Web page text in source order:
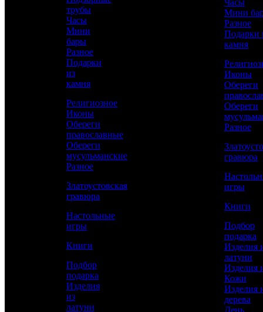
Сравнить товар
Рассчитать доставку СДЭК
РАССЧИТАТЬ
Токарные, Полировка, Рисовка кистью,
Гравирование по лаку, Травление,
Никелирование, Золочение, Ювелирные
трубы
Часы
Мини
бары
Разное
Подарки
из
камня
Религиозное
Иконы
Обереги
православные
Обереги
мусульманские
Разное
Златоустовская
гравюра
Настольные
игры
Книги
Подбор
подарка
Изделия
из
латуни
Часы
Мини
Разное
Подарки
камня
Иконы
Обереги
Обереги
Разное
гравюра
игры
Книги
Подбор
подарка
Изделия
латуни
Изделия
Кожи
Изделия
дерева
День